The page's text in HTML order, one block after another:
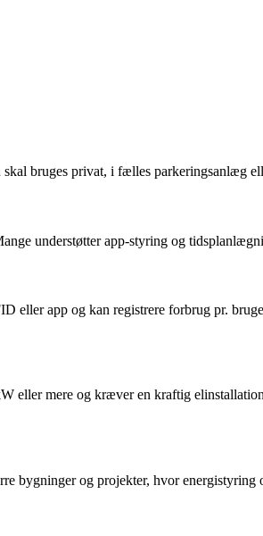
bruges privat, i fælles parkeringsanlæg
understøtter app-styring og
app og kan registrere forbrug pr.
mere og kræver en kraftig
bygninger og projekter, hvor